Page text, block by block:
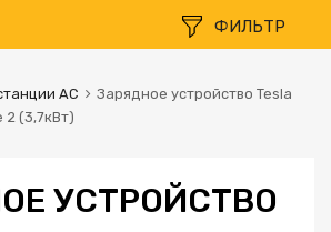
ФИЛЬТР
AC
Зарядное устройство Tesla
2 (3,7кВт)
УСТРОЙСТВО